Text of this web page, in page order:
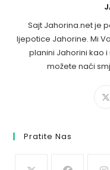
Sajt Jahorina.net je
ljepotice Jahorine. Mi
planini Jahorini kao
možete naći
Pratite Nas